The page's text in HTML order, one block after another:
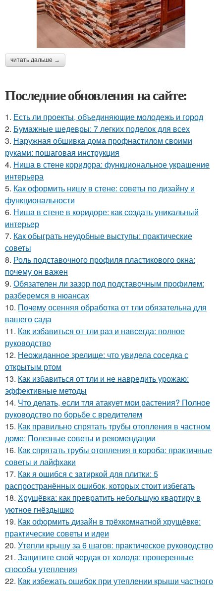
читать дальше →
Последние обновления на сайте:
1. Есть ли проекты, объединяющие молодежь и город
2. Бумажные шедевры: 7 легких поделок для всех
3. Наружная обшивка дома профнастилом своими
руками: пошаговая инструкция
4. Ниша в стене коридора: функциональное украшение
интерьера
5. Как оформить нишу в стене: советы по дизайну и
функциональности
6. Ниша в стене в коридоре: как создать уникальный
интерьер
7. Как обыграть неудобные выступы: практические
советы
8. Роль подставочного профиля пластикового окна:
почему он важен
9. Обязателен ли зазор под подставочным профилем:
разберемся в нюансах
10. Почему осенняя обработка от тли обязательна для
вашего сада
11. Как избавиться от тли раз и навсегда: полное
руководство
12. Неожиданное зрелище: что увидела соседка с
открытым ртом
13. Как избавиться от тли и не навредить урожаю:
эффективные методы
14. Что делать, если тля атакует мои растения? Полное
руководство по борьбе с вредителем
15. Как правильно спрятать трубы отопления в частном
доме: Полезные советы и рекомендации
16. Как спрятать трубы отопления в короба: практичные
советы и лайфхаки
17. Как я ошибся с затиркой для плитки: 5
распространённых ошибок, которых стоит избегать
18. Хрущёвка: как превратить небольшую квартиру в
уютное гнёздышко
19. Как оформить дизайн в трёхкомнатной хрущёвке:
практические советы и идеи
20. Утепли крышу за 6 шагов: практическое руководство
21. Защитите свой чердак от холода: проверенные
способы утепления
22. Как избежать ошибок при утеплении крыши частного